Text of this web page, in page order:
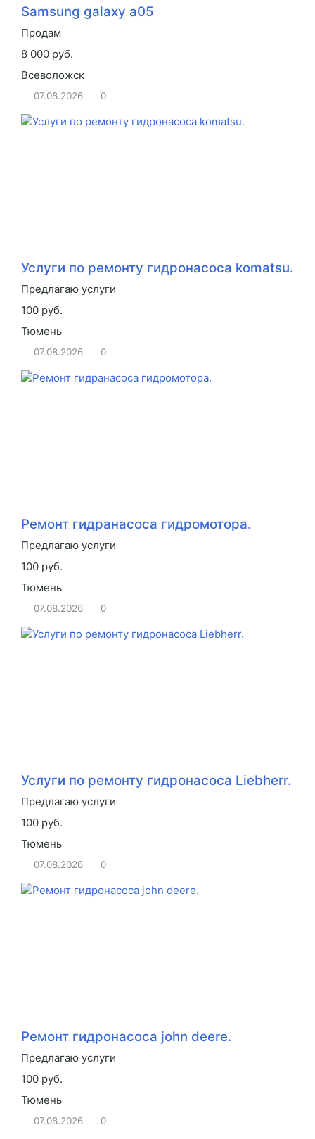
Samsung galaxy a05
Продам
8 000 руб.
Всеволожск
07.08.2026 0
Услуги по ремонту гидронасоса komatsu.
Предлагаю услуги
100 руб.
Тюмень
07.08.2026 0
Ремонт гидранасоса гидромотора.
Предлагаю услуги
100 руб.
Тюмень
07.08.2026 0
Услуги по ремонту гидронасоса Liebherr.
Предлагаю услуги
100 руб.
Тюмень
07.08.2026 0
Ремонт гидронасоса john deere.
Предлагаю услуги
100 руб.
Тюмень
07.08.2026 0